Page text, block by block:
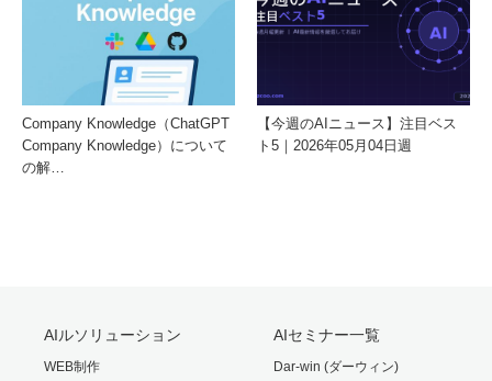
Company Knowledge（ChatGPT
Company Knowledge）について
の解…
【今週のAIニュース】注目ベス
ト5｜2026年05月04日週
AIルソリューション
WEB制作
AIセミナー一覧
Dar-win (ダーウィン)